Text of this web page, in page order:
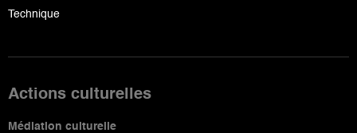
Technique
Actions culturelles
Médiation culturelle